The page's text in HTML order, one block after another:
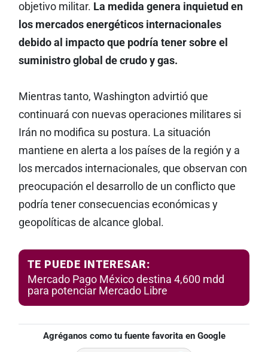
objetivo militar. La medida genera inquietud en
los mercados energéticos internacionales
debido al impacto que podría tener sobre el
suministro global de crudo y gas.
Mientras tanto, Washington advirtió que
continuará con nuevas operaciones militares si
Irán no modifica su postura. La situación
mantiene en alerta a los países de la región y a
los mercados internacionales, que observan con
preocupación el desarrollo de un conflicto que
podría tener consecuencias económicas y
geopolíticas de alcance global.
TE PUEDE INTERESAR:
Mercado Pago México destina 4,600 mdd
para potenciar Mercado Libre
Agréganos como tu fuente favorita en Google